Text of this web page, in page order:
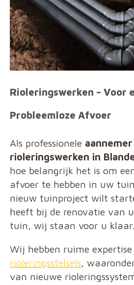
Rioleringswerken – Voor
Probleemloze Afvoer
Als professionele aannemer
rioleringswerken in
hoe belangrijk het is om
afvoer te hebben in uw
nieuw tuinproject wilt
heeft bij de renovatie van
tuin, wij staan voor u klaar.
Wij hebben ruime
rioleringsstelsels,
van nieuwe